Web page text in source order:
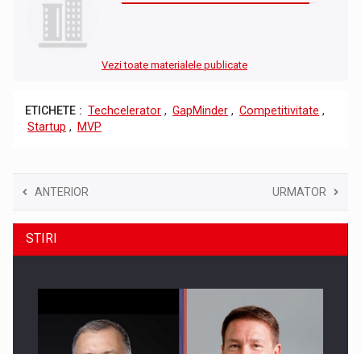
Vezi toate materialele publicate
ETICHETE : Techcelerator , GapMinder , Competitivitate ,
Startup , MVP
ANTERIOR URMATOR
STIRI